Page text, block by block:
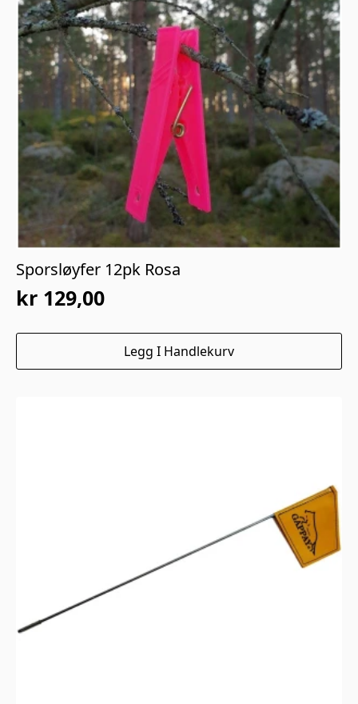
Sporsløyfer 12pk Rosa
kr 129,00
Legg I Handlekurv